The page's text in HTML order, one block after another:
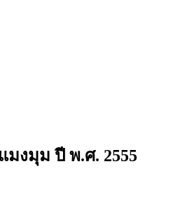
งมุม ปี พ.ศ. 2555